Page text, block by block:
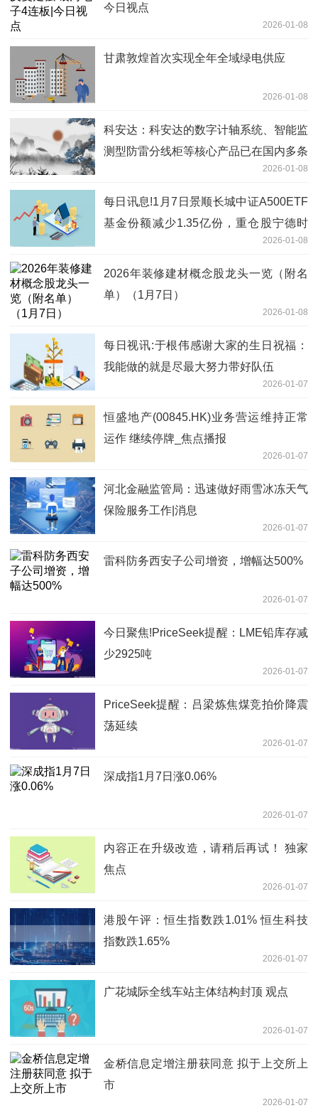
今日视点
2026-01-08
甘肃敦煌首次实现全年全域绿电供应
2026-01-08
科安达：科安达的数字计轴系统、智能监
测型防雷分线柜等核心产品已在国内多条
无人驾驶地铁线路使用 独家焦点2026-01-08
每日讯息!1月7日景顺长城中证A500ETF
基金份额减少1.35亿份，重仓股宁德时
2026-01-08
2026年装修建材概念股龙头一览（附名
单）（1月7日）
2026-01-08
每日视讯:于根伟感谢大家的生日祝福：
我能做的就是尽最大努力带好队伍
2026-01-07
恒盛地产(00845.HK)业务营运维持正常
运作 继续停牌_焦点播报
2026-01-07
河北金融监管局：迅速做好雨雪冰冻天气
保险服务工作|消息
2026-01-07
雷科防务西安子公司增资，增幅达500%
2026-01-07
今日聚焦!PriceSeek提醒：LME铅库存减
少2925吨
2026-01-07
PriceSeek提醒：吕梁炼焦煤竞拍价降震
荡延续
2026-01-07
深成指1月7日涨0.06%
2026-01-07
内容正在升级改造，请稍后再试！ 独家
焦点
2026-01-07
港股午评：恒生指数跌1.01% 恒生科技
指数跌1.65%
2026-01-07
广花城际全线车站主体结构封顶 观点
2026-01-07
金桥信息定增注册获同意 拟于上交所上
市
2026-01-07